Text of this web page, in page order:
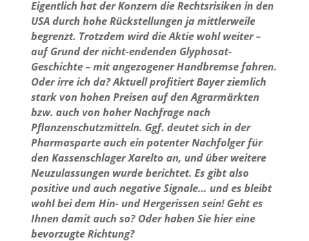
Eigentlich hat der Konzern die Rechtsrisiken in den
USA durch hohe Rückstellungen ja mittlerweile
begrenzt. Trotzdem wird die Aktie wohl weiter –
auf Grund der nicht-endenden Glyphosat-
Geschichte – mit angezogener Handbremse fahren.
Oder irre ich da? Aktuell profitiert Bayer ziemlich
stark von hohen Preisen auf den Agrarmärkten
bzw. auch von hoher Nachfrage nach
Pflanzenschutzmitteln. Ggf. deutet sich in der
Pharmasparte auch ein potenter Nachfolger für
den Kassenschlager Xarelto an, und über weitere
Neuzulassungen wurde berichtet. Es gibt also
positive und auch negative Signale… und es bleibt
wohl bei dem Hin- und Hergerissen sein! Geht es
Ihnen damit auch so? Oder haben Sie hier eine
bevorzugte Richtung?